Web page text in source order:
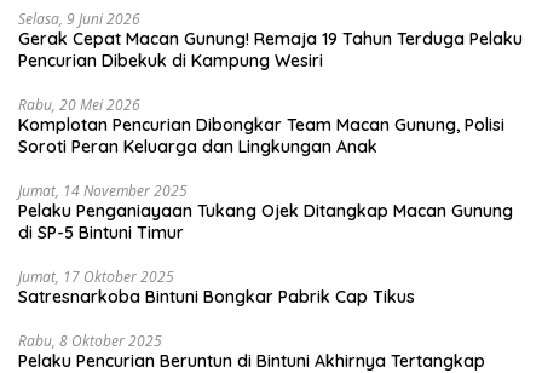
Selasa, 9 Juni 2026
Gerak Cepat Macan Gunung! Remaja 19 Tahun Terduga Pelaku
Pencurian Dibekuk di Kampung Wesiri
Rabu, 20 Mei 2026
Komplotan Pencurian Dibongkar Team Macan Gunung, Polisi
Soroti Peran Keluarga dan Lingkungan Anak
Jumat, 14 November 2025
Pelaku Penganiayaan Tukang Ojek Ditangkap Macan Gunung
di SP-5 Bintuni Timur
Jumat, 17 Oktober 2025
Satresnarkoba Bintuni Bongkar Pabrik Cap Tikus
Rabu, 8 Oktober 2025
Pelaku Pencurian Beruntun di Bintuni Akhirnya Tertangkap